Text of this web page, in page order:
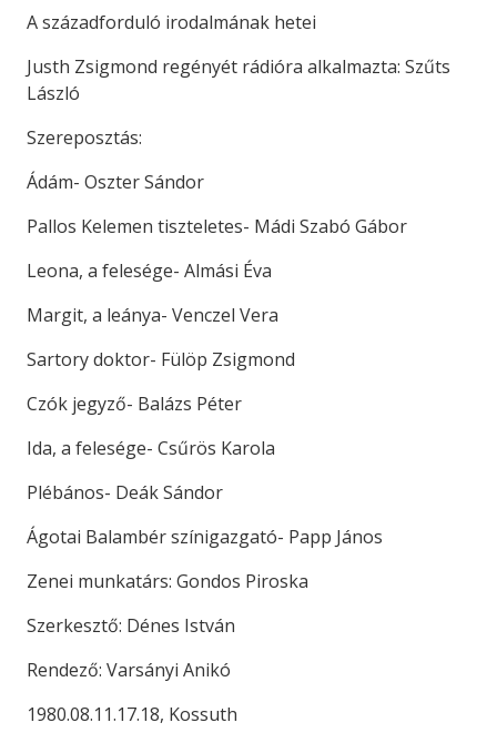
A századforduló irodalmának hetei
Justh Zsigmond regényét rádióra alkalmazta: Szűts
László
Szereposztás:
Ádám- Oszter Sándor
Pallos Kelemen tiszteletes- Mádi Szabó Gábor
Leona, a felesége- Almási Éva
Margit, a leánya- Venczel Vera
Sartory doktor- Fülöp Zsigmond
Czók jegyző- Balázs Péter
Ida, a felesége- Csűrös Karola
Plébános- Deák Sándor
Ágotai Balambér színigazgató- Papp János
Zenei munkatárs: Gondos Piroska
Szerkesztő: Dénes István
Rendező: Varsányi Anikó
1980.08.11.17.18, Kossuth